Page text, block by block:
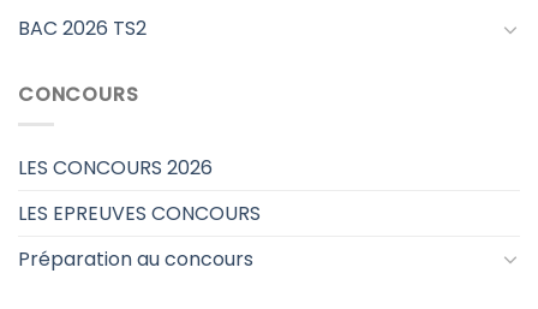
BAC 2026 TS2
CONCOURS
LES CONCOURS 2026
LES EPREUVES CONCOURS
Préparation au concours